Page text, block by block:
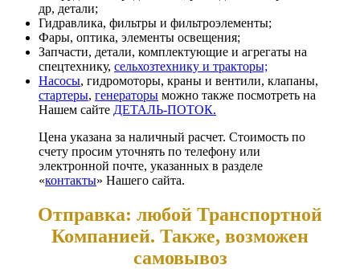
др, детали;
Гидравлика, фильтры и фильтроэлементы;
Фары, оптика, элементы освещения;
Запчасти, детали, комплектующие и агрегаты на
спецтехнику, сельхозтехнику и тракторы;
Насосы, гидромоторы, краны и вентили, клапаны,
стартеры, генераторы можно также посмотреть на
Нашем сайте ДЕТАЛЬ-ПОТОК.
Цена указана за наличный расчет. Стоимость по
счету просим уточнять по телефону или
электронной почте, указанных в разделе
«контакты» Нашего сайта.
Отправка: любой Транспортной
Компанией. Также, возможен
самовывоз